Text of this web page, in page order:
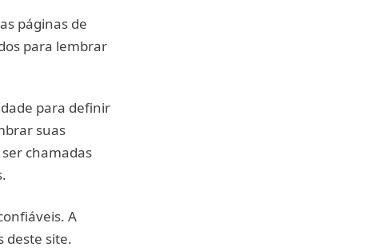
páginas de
para lembrar
para definir
suas
chamadas
A
deste site.